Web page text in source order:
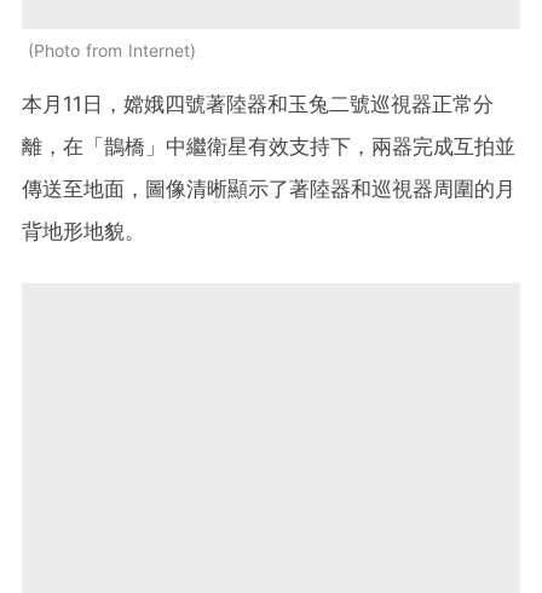
Photo from Internet
本月11日，嫦娥四號著陸器和玉兔二號巡視器正常分
離，在「鵲橋」中繼衛星有效支持下，兩器完成互拍並
傳送至地面，圖像清晰顯示了著陸器和巡視器周圍的月
背地形地貌。